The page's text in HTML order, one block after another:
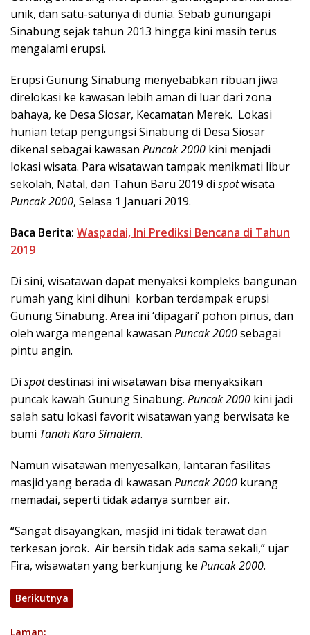
unik, dan satu-satunya di dunia. Sebab gunungapi
Sinabung sejak tahun 2013 hingga kini masih terus
mengalami erupsi.
Erupsi Gunung Sinabung menyebabkan ribuan jiwa
direlokasi ke kawasan lebih aman di luar dari zona
bahaya, ke Desa Siosar, Kecamatan Merek. Lokasi
hunian tetap pengungsi Sinabung di Desa Siosar
dikenal sebagai kawasan Puncak 2000 kini menjadi
lokasi wisata. Para wisatawan tampak menikmati libur
sekolah, Natal, dan Tahun Baru 2019 di spotwisata
Puncak 2000, Selasa 1 Januari 2019.
Baca Berita: Waspadai, Ini Prediksi Bencana di Tahun
2019
Di sini, wisatawan dapat menyaksi kompleks bangunan
rumah yang kini dihuni korban terdampak erupsi
Gunung Sinabung. Area ini ‘dipagari’ pohon pinus, dan
oleh warga mengenal kawasan Puncak 2000sebagai
pintu angin.
Di spotdestinasi ini wisatawan bisa menyaksikan
puncak kawah Gunung Sinabung. Puncak 2000 kini jadi
salah satu lokasi favorit wisatawan yang berwisata ke
bumi Tanah Karo Simalem.
Namun wisatawan menyesalkan, lantaran fasilitas
masjid yang berada di kawasan Puncak 2000 kurang
memadai, seperti tidak adanya sumber air.
“Sangat disayangkan, masjid ini tidak terawat dan
terkesan jorok. Air bersih tidak ada sama sekali,” ujar
Fira, wisawatan yang berkunjung ke Puncak 2000.
Berikutnya
Laman: